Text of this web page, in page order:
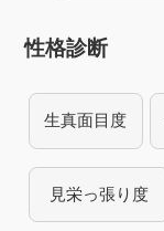
性格診断
生真面目度
見栄っ張り度